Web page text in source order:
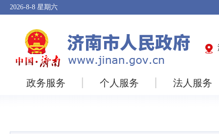
2026-8-8 星期六
政务服务 个人服务 法人服务